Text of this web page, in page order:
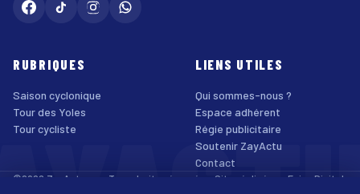
RUBRIQUES
Saison cyclonique
Tour des Yoles
Tour cycliste
LIENS UTILES
Qui sommes-nous ?
Espace adhérent
Régie publicitaire
Soutenir ZayActu
Contact
©2026 ZayActu.org. Tous droits réservés. · Site réalisé par Enjoy Digital